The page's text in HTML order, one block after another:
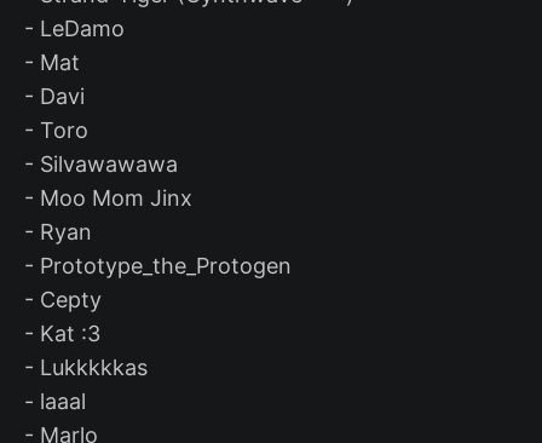
- LeDamo
- Mat
- Davi
- Toro
- Silvawawawa
- Moo Mom Jinx
- Ryan
- Prototype_the_Protogen
- Cepty
- Kat :3
- Lukkkkkas
- laaal
- Marlo